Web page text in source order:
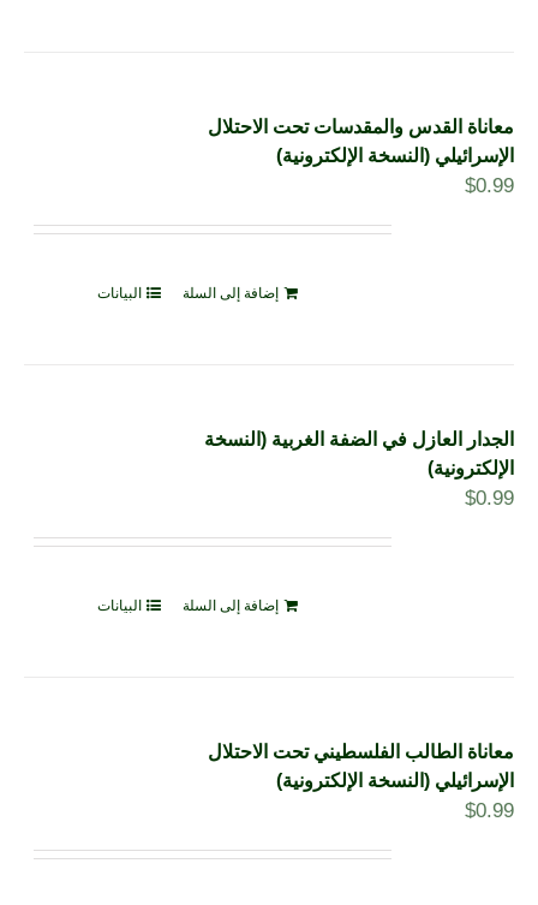
معاناة القدس والمقدسات تحت الاحتلال
الإسرائيلي (النسخة الإلكترونية)
$0.99
إضافة إلى السلة البيانات
الجدار العازل في الضفة الغربية (النسخة
الإلكترونية)
$0.99
إضافة إلى السلة البيانات
معاناة الطالب الفلسطيني تحت الاحتلال
الإسرائيلي (النسخة الإلكترونية)
$0.99